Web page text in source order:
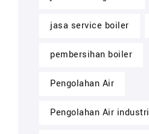
jasa service boiler
pembersihan boiler
Pengolahan Air
Pengolahan Air industri